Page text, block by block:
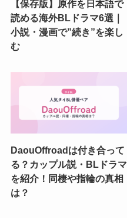
【保存版】原作を日本語で
読める海外BLドラマ6選｜
小説・漫画で”続き”を楽し
む
DaouOffroadは付き合って
る？カップル説・BLドラマ
を紹介！同棲や指輪の真相
は？